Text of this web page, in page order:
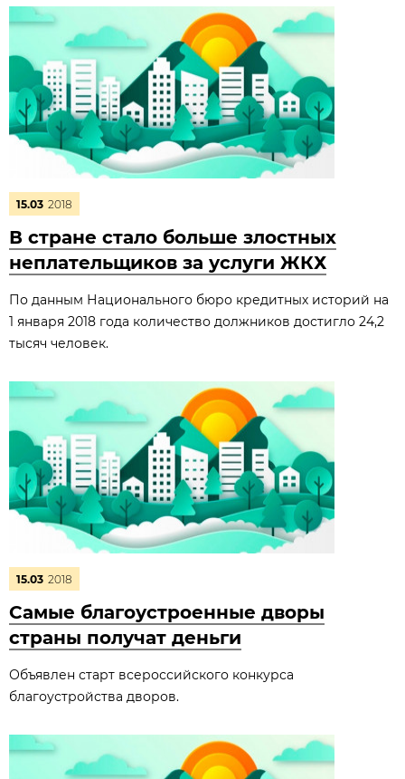
15.03 2018
В стране стало больше злостных
неплательщиков за услуги ЖКХ
По данным Национального бюро кредитных историй на
1 января 2018 года количество должников достигло 24,2
тысяч человек.
15.03 2018
Самые благоустроенные дворы
страны получат деньги
Объявлен старт всероссийского конкурса
благоустройства дворов.